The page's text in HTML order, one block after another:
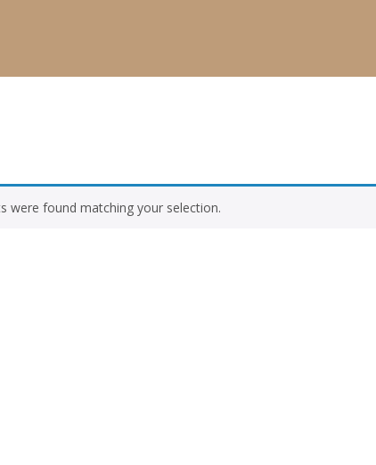
were found matching your selection.